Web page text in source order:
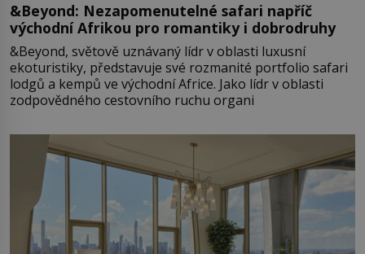
&Beyond: Nezapomenutelné safari napříč
východní Afrikou pro romantiky i dobrodruhy
&Beyond, světově uznávaný lídr v oblasti luxusní
ekoturistiky, představuje své rozmanité portfolio safari
lodgů a kempů ve východní Africe. Jako lídr v oblasti
zodpovědného cestovního ruchu organi